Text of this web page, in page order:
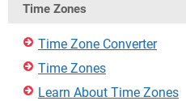
Time Zones
Time Zone Converter
Time Zones
Learn About Time Zones